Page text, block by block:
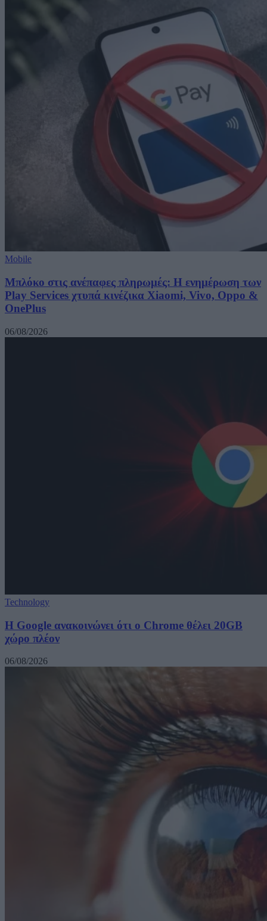
Mobile
Μπλόκο στις ανέπαφες πληρωμές: Η ενημέρωση των
Play Services χτυπά κινέζικα Xiaomi, Vivo, Oppo &
OnePlus
06/08/2026
Technology
Η Google ανακοινώνει ότι ο Chrome θέλει 20GB
χώρο πλέον
06/08/2026